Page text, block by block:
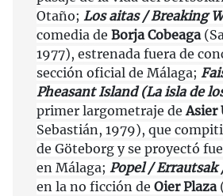
Otaño; Los aitas / Breaking
comedia de Borja Cobeaga
1977), estrenada fuera de
sección oficial de Málaga;
Pheasant Island (La isla de
primer largometraje deAsier
Sebastián, 1979), que
de Göteborg y se proyectó
en Málaga; Popel / Errautsak
en la no ficción de Oier Plaza